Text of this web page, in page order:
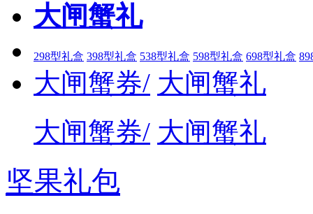
大闸蟹礼
298型礼盒 398型礼盒 538型礼盒 598型礼盒 698型礼盒
大闸蟹券/ 大闸蟹礼
大闸蟹券/ 大闸蟹礼
坚果礼包